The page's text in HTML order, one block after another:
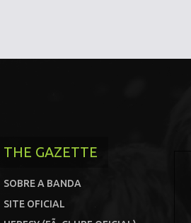
THE GAZETTE
SOBRE A BANDA
SITE OFICIAL